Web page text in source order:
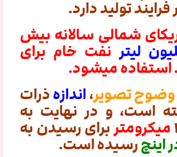
تولید دارد.
شمالی سالانه بیش
نفت خام برای
استفاده میشود.
تصویر،اندازهذرات
است، و در نهایت به
میکرومتربرای رسیدن به
اینچرسیده است.